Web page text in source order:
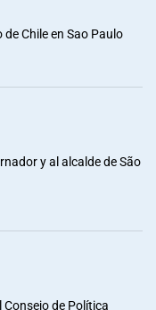
Chile en Sao Paulo
y al alcalde de São
de Política